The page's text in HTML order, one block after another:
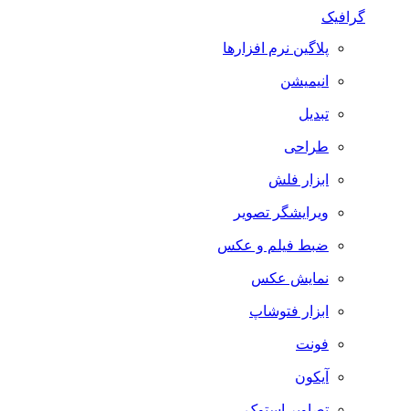
گرافیک
پلاگین نرم افزارها
انیمیشن
تبدیل
طراحی
ابزار فلش
ویرایشگر تصویر
ضبط فيلم و عكس
نمایش عکس
ابزار فتوشاپ
فونت
آیکون